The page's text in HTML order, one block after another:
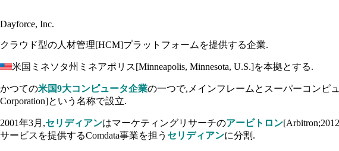
Dayforce, Inc.
クラウド型の人材管理[HCM]プラットフォームを提供する企業.
米国ミネソタ州ミネアポリス[Minneapolis, Minnesota, U.S.]を本拠とする.
かつての米国9大コンピュータ企業の一つで,メインフレームとスーパーコンピ
Corporation]という名称で設立.
2001年3月,セリディアンはマーケティングリサーチのアービトロン
サービスを提供するComdata事業を担う セリディアンに分割.